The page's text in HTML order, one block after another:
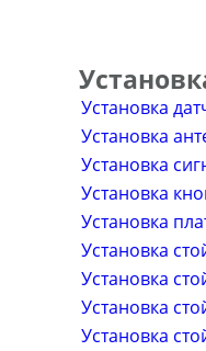
Установка
Установка
Установка
Установка
Установка
Установка
Установка
Установка
Установка